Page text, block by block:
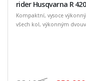
rider Husqvarna R
Kompaktní, vysoce
všech kol, výkonným